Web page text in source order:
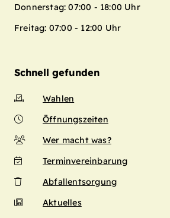
Donnerstag: 07:00 - 18:00 Uhr
Freitag: 07:00 - 12:00 Uhr
Schnell gefunden
Wahlen
Öffnungszeiten
Wer macht was?
Terminvereinbarung
Abfallentsorgung
Aktuelles